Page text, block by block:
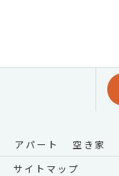
アパート 空き家
サイトマップ